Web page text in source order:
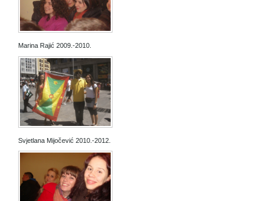
Marina Rajić 2009.-2010.
Svjetlana Mijočević 2010.-2012.